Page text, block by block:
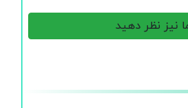
نیز نظر دهید